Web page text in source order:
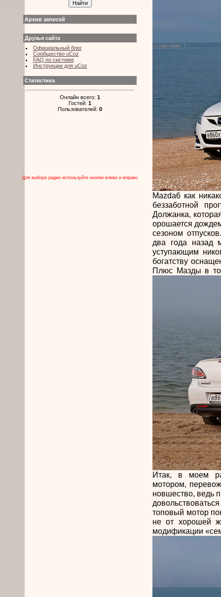
Архив записей
Друзья сайта
Официальный блог
Сообщество uCoz
FAQ по системе
Инструкции для uCoz
Статистика
Онлайн всего: 1
Гостей: 1
Пользователей: 0
Для выбора радио используйте кнопки влево и вправо
Mazda6 как
беззаботной
Должанка,
орошается
сезоном
два года назад
уступающим
богатству
Плюс Мазды в
Итак, в моем
мотором,
новшество, ведь
топовый мотор
не от хорошей
модификации